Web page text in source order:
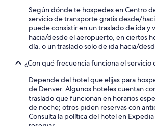
Según dónde te hospedes en Centro
servicio de transporte gratis desde/
puede consistir en un traslado de ida y
hacia/desde el aeropuerto, en ciertos
día, o un traslado solo de ida hacia/
¿Con qué frecuencia funciona el servicio
Depende del hotel que elijas para
de Denver. Algunos hoteles cuentan
traslado que funcionan en horarios
de noche; otros piden reservas con
Consulta la política del hotel en